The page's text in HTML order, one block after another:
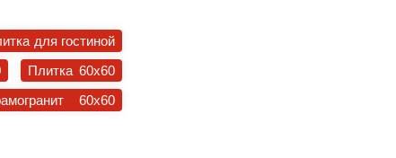
для гостиной
Плитка 60x60
60x60